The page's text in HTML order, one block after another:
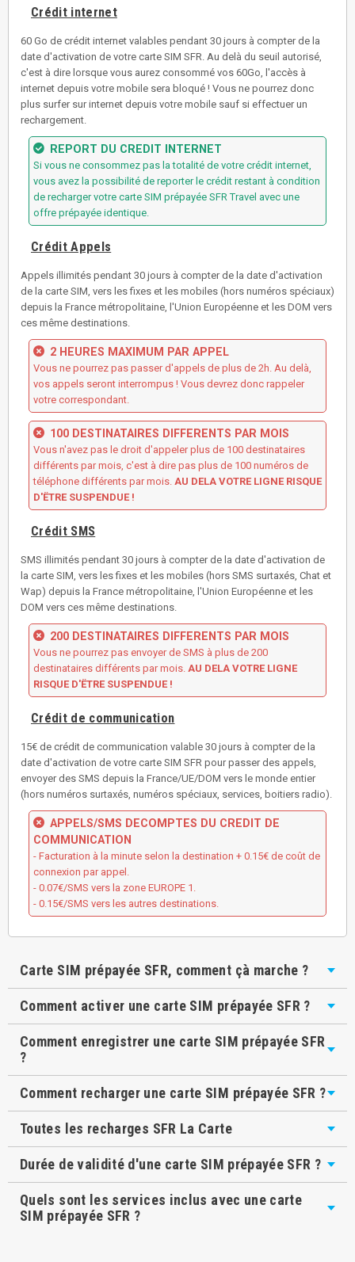
Crédit internet
60 Go de crédit internet valables pendant 30 jours à compter de la
date d'activation de votre carte SIM SFR. Au delà du seuil autorisé,
c'est à dire lorsque vous aurez consommé vos 60Go, l'accès à
internet depuis votre mobile sera bloqué ! Vous ne pourrez donc
plus surfer sur internet depuis votre mobile sauf si effectuer un
rechargement.
REPORT DU CREDIT INTERNET
Si vous ne consommez pas la totalité de votre crédit internet,
vous avez la possibilité de reporter le crédit restant à condition
de recharger votre carte SIM prépayée SFR Travel avec une
offre prépayée identique.
Crédit Appels
Appels illimités pendant 30 jours à compter de la date d'activation
de la carte SIM, vers les fixes et les mobiles (hors numéros spéciaux)
depuis la France métropolitaine, l'Union Européenne et les DOM vers
ces même destinations.
2 HEURES MAXIMUM PAR APPEL
Vous ne pourrez pas passer d'appels de plus de 2h. Au delà,
vos appels seront interrompus ! Vous devrez donc rappeler
votre correspondant.
100 DESTINATAIRES DIFFERENTS PAR MOIS
Vous n'avez pas le droit d'appeler plus de 100 destinataires
différents par mois, c'est à dire pas plus de 100 numéros de
téléphone différents par mois. AU DELA VOTRE LIGNE RISQUE
D'ËTRE SUSPENDUE !
Crédit SMS
SMS illimités pendant 30 jours à compter de la date d'activation de
la carte SIM, vers les fixes et les mobiles (hors SMS surtaxés, Chat et
Wap) depuis la France métropolitaine, l'Union Européenne et les
DOM vers ces même destinations.
200 DESTINATAIRES DIFFERENTS PAR MOIS
Vous ne pourrez pas envoyer de SMS à plus de 200
destinataires différents par mois. AU DELA VOTRE LIGNE
RISQUE D'ËTRE SUSPENDUE !
Crédit de communication
15€ de crédit de communication valable 30 jours à compter de la
date d'activation de votre carte SIM SFR pour passer des appels,
envoyer des SMS depuis la France/UE/DOM vers le monde entier
(hors numéros surtaxés, numéros spéciaux, services, boitiers radio).
APPELS/SMS DECOMPTES DU CREDIT DE
COMMUNICATION
- Facturation à la minute selon la destination + 0.15€ de coût de
connexion par appel.
- 0.07€/SMS vers la zone EUROPE 1.
- 0.15€/SMS vers les autres destinations.
Carte SIM prépayée SFR, comment çà marche ?
Comment activer une carte SIM prépayée SFR ?
Comment enregistrer une carte SIM prépayée SFR
?
Comment recharger une carte SIM prépayée SFR ?
Toutes les recharges SFR La Carte
Durée de validité d'une carte SIM prépayée SFR ?
Quels sont les services inclus avec une carte
SIM prépayée SFR ?